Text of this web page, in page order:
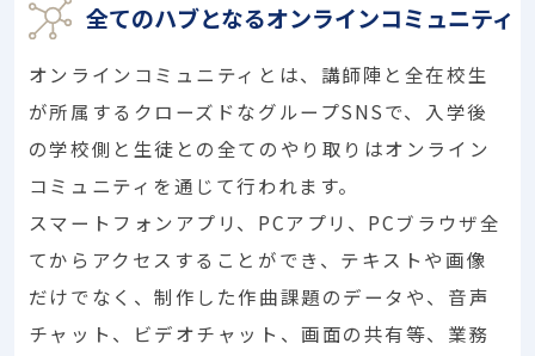
全てのハブとなるオンラインコミュニティ
オンラインコミュニティとは、講師陣と全在校生
が所属するクローズドなグループSNSで、入学後
の学校側と生徒との全てのやり取りはオンライン
コミュニティを通じて行われます。
スマートフォンアプリ、PCアプリ、PCブラウザ全
てからアクセスすることができ、テキストや画像
だけでなく、制作した作曲課題のデータや、音声
チャット、ビデオチャット、画面の共有等、業務